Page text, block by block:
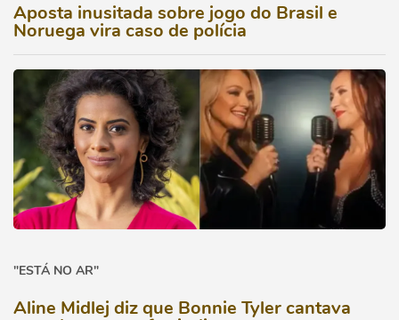
Aposta inusitada sobre jogo do Brasil e
Noruega vira caso de polícia
"ESTÁ NO AR"
Aline Midlej diz que Bonnie Tyler cantava